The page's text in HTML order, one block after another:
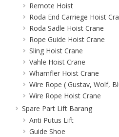
Remote Hoist
Roda End Carriege Hoist
Roda Sadle Hoist Crane
Rope Guide Hoist Crane
Sling Hoist Crane
Vahle Hoist Crane
Whamfler Hoist Crane
Wire Rope ( Gustav, Wolf,
Wire Rope Hoist Crane
Spare Part Lift Barang
Anti Putus Lift
Guide Shoe